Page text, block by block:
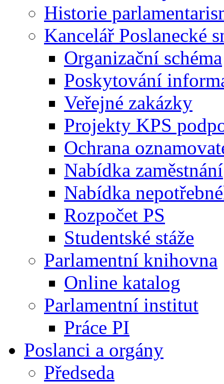
Historie
Kancelář Poslanecké
Organizační schéma
Poskytování
Veřejné zakázky
Projekty KPS
Ochrana
Nabídka zaměstnání
Nabídka
Rozpočet PS
Studentské stáže
Parlamentní knihovna
Online katalog
Parlamentní institut
Práce PI
Poslanci a orgány
Předseda